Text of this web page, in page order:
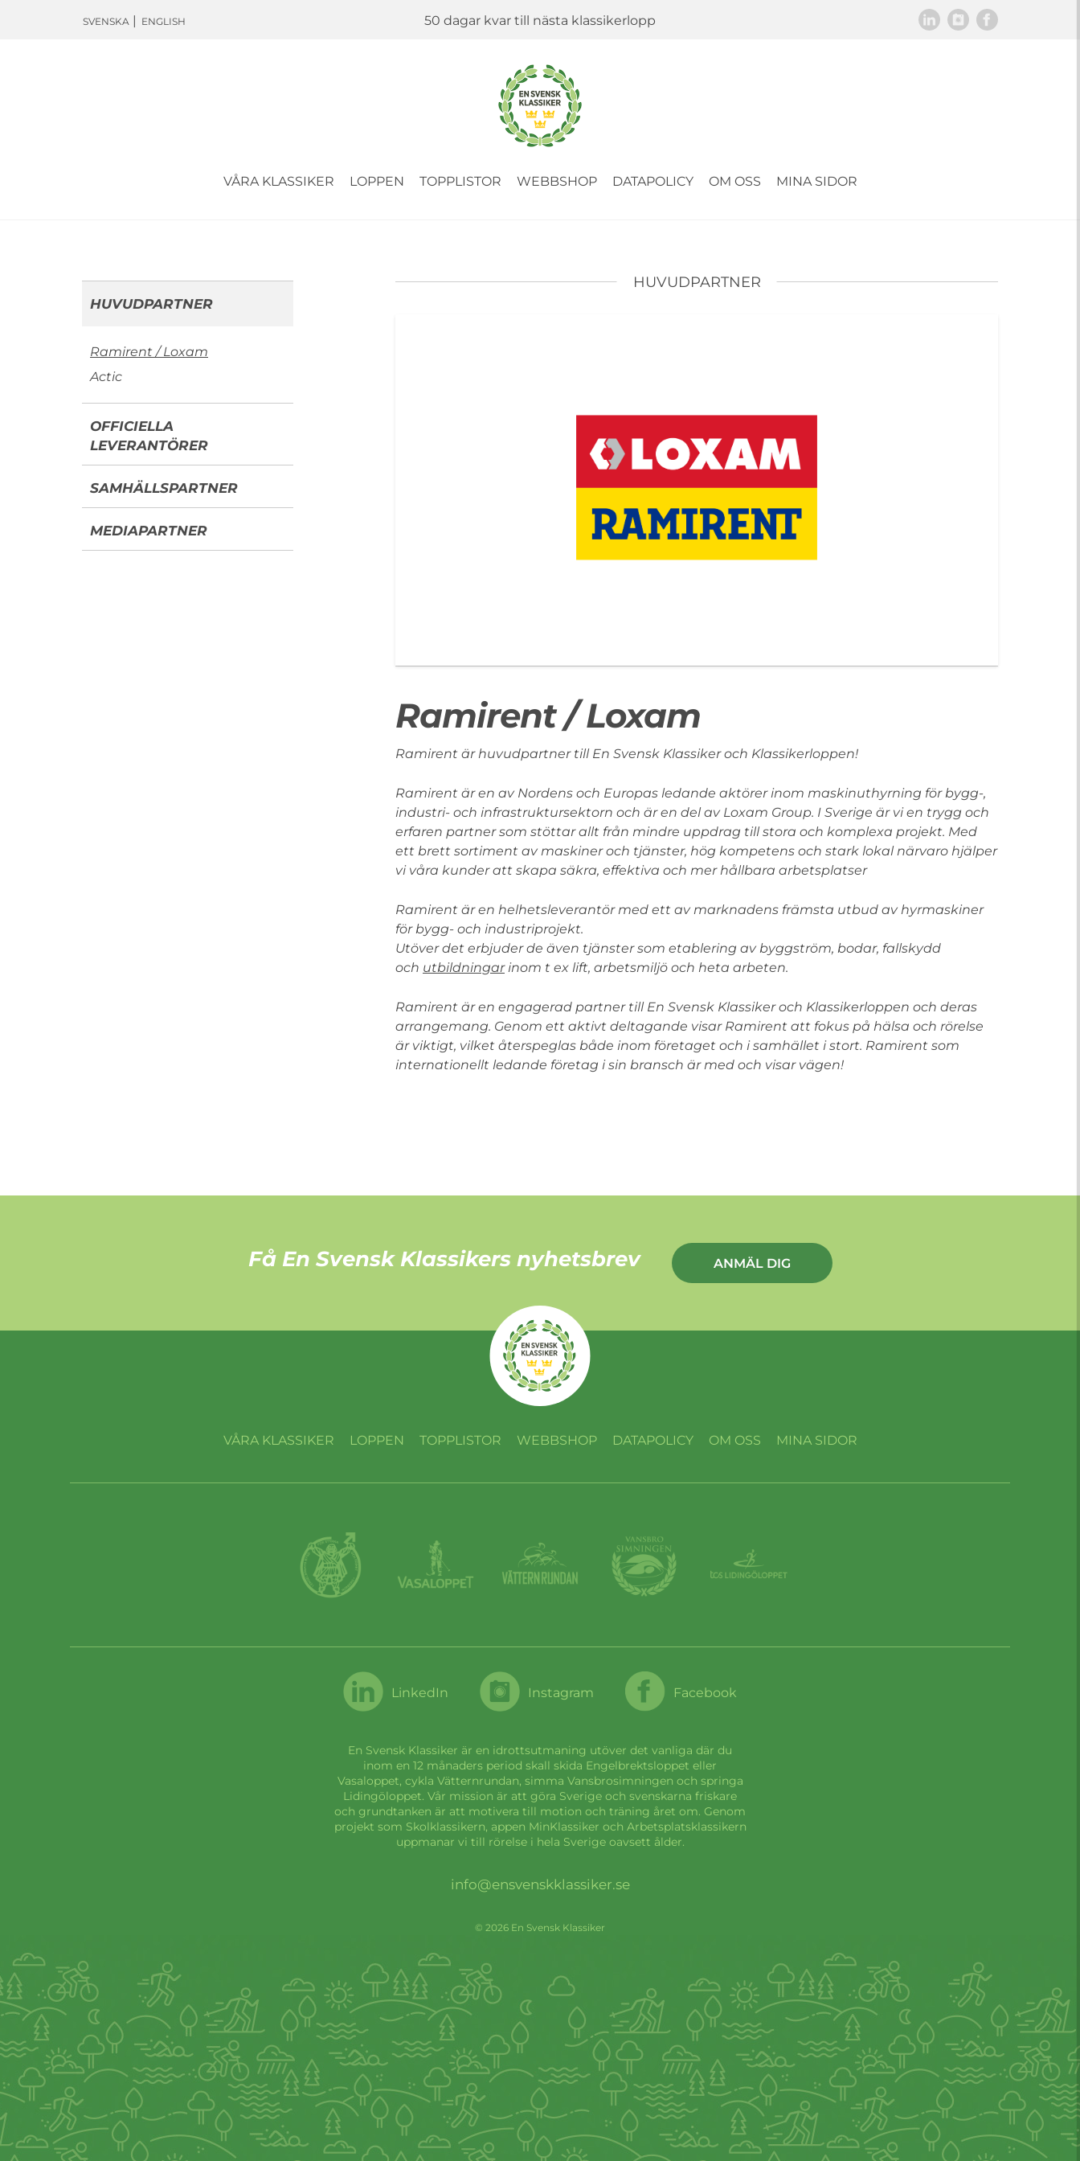
SVENSKA ENGLISH 50 dagar kvar till nästa klassikerlopp
VÅRA KLASSIKER LOPPEN TOPPLISTOR WEBBSHOP DATAPOLICY OM OSS MINA SIDOR
HUVUDPARTNER
Ramirent / Loxam
Actic
OFFICIELLA
LEVERANTÖRER
SAMHÄLLSPARTNER
MEDIAPARTNER
HUVUDPARTNER
Ramirent / Loxam
Ramirent är huvudpartner till En Svensk Klassiker och Klassikerloppen!
Ramirent är en av Nordens och Europas ledande aktörer inom maskinuthyrning för bygg-,
industri- och infrastruktursektorn och är en del av Loxam Group. I Sverige är vi en trygg och
erfaren partner som stöttar allt från mindre uppdrag till stora och komplexa projekt. Med
ett brett sortiment av maskiner och tjänster, hög kompetens och stark lokal närvaro hjälper
vi våra kunder att skapa säkra, effektiva och mer hållbara arbetsplatser
Ramirent är en helhetsleverantör med ett av marknadens främsta utbud av hyrmaskiner
för bygg- och industriprojekt.
Utöver det erbjuder de även tjänster som etablering av byggström, bodar, fallskydd
och utbildningarinom t ex lift, arbetsmiljö och heta arbeten.
Ramirent är en engagerad partner till En Svensk Klassiker och Klassikerloppen och deras
arrangemang. Genom ett aktivt deltagande visar Ramirent att fokus på hälsa och rörelse
är viktigt, vilket återspeglas både inom företaget och i samhället i stort. Ramirent som
internationellt ledande företag i sin bransch är med och visar vägen!
Få En Svensk Klassikers nyhetsbrev ANMÄL DIG
VÅRA KLASSIKER LOPPEN TOPPLISTOR WEBBSHOP DATAPOLICY OM OSS MINA SIDOR
LinkedIn Instagram Facebook
En Svensk Klassiker är en idrottsutmaning utöver det vanliga där du
inom en 12 månaders period skall skida Engelbrektsloppet eller
Vasaloppet, cykla Vätternrundan, simma Vansbrosimningen och springa
Lidingöloppet. Vår mission är att göra Sverige och svenskarna friskare
och grundtanken är att motivera till motion och träning året om. Genom
projekt som Skolklassikern, appen MinKlassiker och Arbetsplatsklassikern
uppmanar vi till rörelse i hela Sverige oavsett ålder.
info@ensvenskklassiker.se
© 2026 En Svensk Klassiker